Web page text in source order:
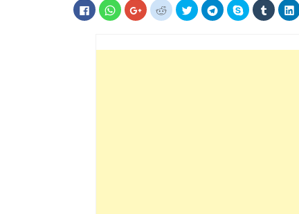
Click
to
share
(Opens
Click
to
share
(Opens
Click
to
share
(Opens
Click
to
share
(Opens
Click
to
share
(Opens
Click
to
share
(Opens
Share
on
Skype
new
Click
to
share
(Opens